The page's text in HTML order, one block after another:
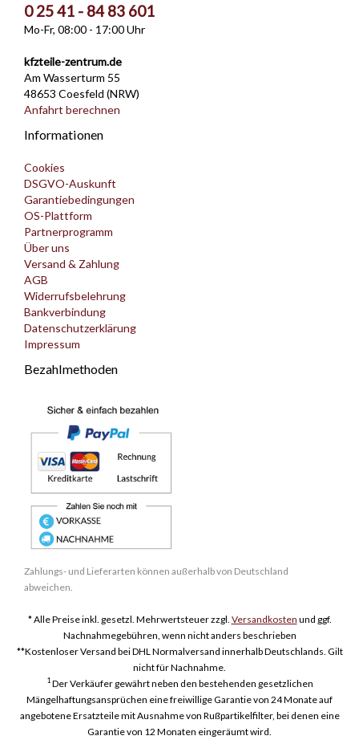
0 25 41 - 84 83 601
Mo-Fr, 08:00 - 17:00 Uhr
kfzteile-zentrum.de
Am Wasserturm 55
48653 Coesfeld (NRW)
Anfahrt berechnen
Informationen
Cookies
DSGVO-Auskunft
Garantiebedingungen
OS-Plattform
Partnerprogramm
Über uns
Versand & Zahlung
AGB
Widerrufsbelehrung
Bankverbindung
Datenschutzerklärung
Impressum
Bezahlmethoden
Zahlungs- und Lieferarten können außerhalb von Deutschland
abweichen.
* Alle Preise inkl. gesetzl. Mehrwertsteuer zzgl. Versandkosten und ggf.
Nachnahmegebühren, wenn nicht anders beschrieben
**Kostenloser Versand bei DHL Normalversand innerhalb Deutschlands. Gilt
nicht für Nachnahme.
1Der Verkäufer gewährt neben den bestehenden gesetzlichen
Mängelhaftungsansprüchen eine freiwillige Garantie von 24 Monate auf
angebotene Ersatzteile mit Ausnahme von Rußpartikelfilter, bei denen eine
Garantie von 12 Monaten eingeräumt wird.